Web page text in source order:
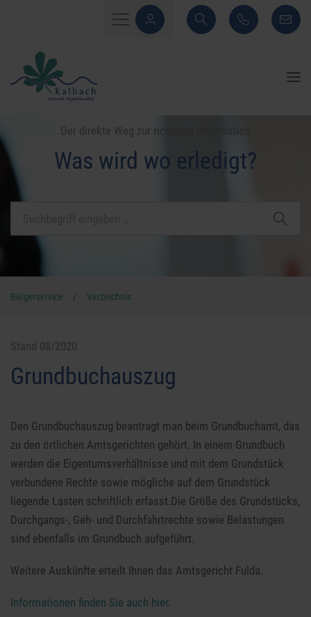
Der direkte Weg zur richtigen Information
Was wird wo erledigt?
Bürgerservice / Verzeichnis
Stand 08/2020
Grundbuchauszug
Den Grundbuchauszug beantragt man beim Grundbuchamt, das
zu den örtlichen Amtsgerichten gehört. In einem Grundbuch
werden die Eigentumsverhältnisse und mit dem Grundstück
verbundene Rechte sowie mögliche auf dem Grundstück
liegende Lasten schriftlich erfasst.Die Größe des Grundstücks,
Durchgangs-, Geh- und Durchfahrtrechte sowie Belastungen
sind ebenfalls im Grundbuch aufgeführt.
Weitere Auskünfte erteilt Ihnen das Amtsgericht Fulda.
Informationen finden Sie auch hier.